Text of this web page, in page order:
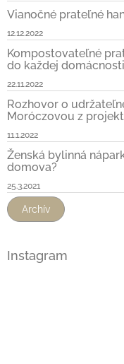
Vianočné prateľné
12.12.2022
Kompostovateľné
do každej domácnosti
22.11.2022
Rozhovor o
Moróczovou z
11.1.2022
Ženská bylinná
domova?
25.3.2021
Archív
Instagram